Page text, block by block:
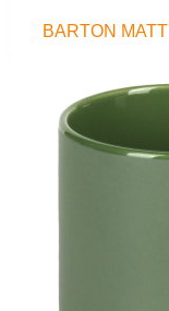
BARTON MATT